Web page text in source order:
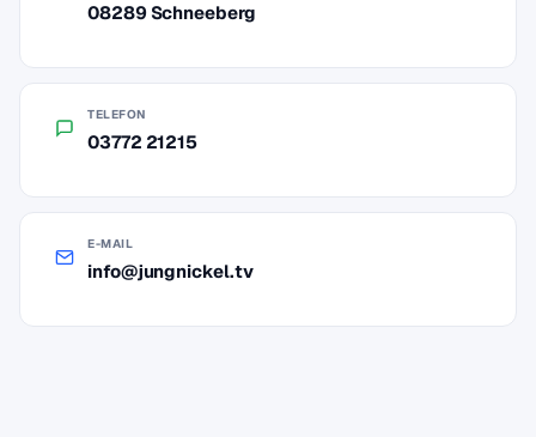
08289 Schneeberg
TELEFON
03772 21215
E-MAIL
info@jungnickel.tv